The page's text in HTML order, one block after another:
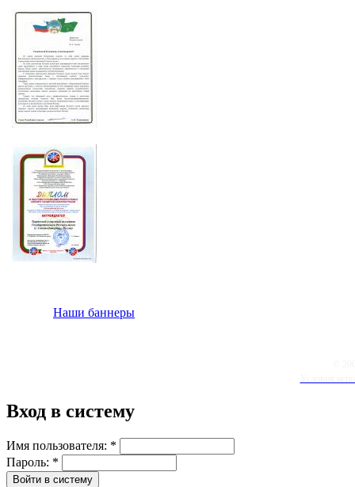
Наши баннеры
Вход в систему
Имя пользователя: *
Пароль: *